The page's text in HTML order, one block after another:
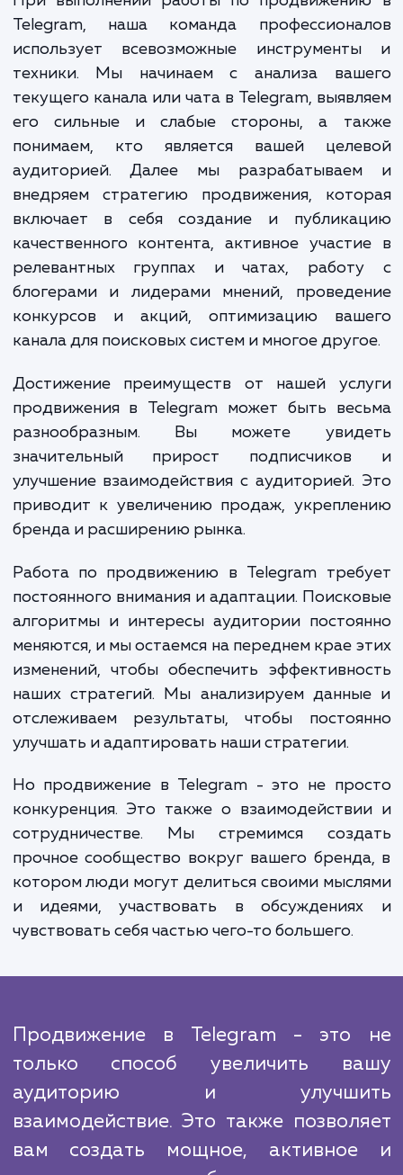
помогает укрепить отношения с
текущей аудиторией, превращая
лояльных клиентов.
При выполнении работы по
Telegram, наша команда
использует всевозможные
техники. Мы начинаем с анализа
текущего канала или чата в Telegram,
понимаем, кто является вашей
аудиторией. Далее мы
внедряем стратегию продвижения,
включает в себя создание и
качественного контента, активное
релевантных группах и чатах,
конкурсов и акций, оптимизацию
канала для поисковых систем и многое
Достижение преимуществ от нашей
продвижения в Telegram может быть
разнообразным. Вы можете
значительный прирост
приводит к увеличению продаж,
бренда и расширению рынка.
Работа по продвижению в Telegram
постоянного внимания и адаптации.
алгоритмы и интересы аудитории
меняются, и мы остаемся на переднем крае
изменений, чтобы обеспечить
отслеживаем результаты, чтобы
улучшать и адаптировать наши стратегии.
Но продвижение в Telegram - это не
конкуренция. Это также о
сотрудничестве. Мы стремимся